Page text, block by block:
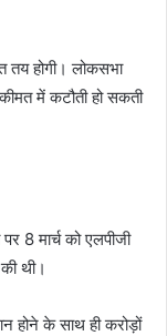
तय होगी। लोकसभा
में कटौती हो सकती
8 मार्च को एलपीजी
थी।
होने के साथ ही करोड़ों